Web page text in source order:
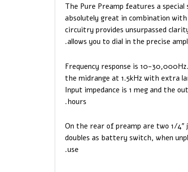
The Pure Preamp features a
absolutely great in combination
circuitry provides unsurpassed
allows you to dial in the precise
Frequency response is 10-
the midrange at 1.5kHz with extra
Input impedance is 1 meg and the
hours.
On the rear of preamp are two 1/4″
doubles as battery switch, when
use.